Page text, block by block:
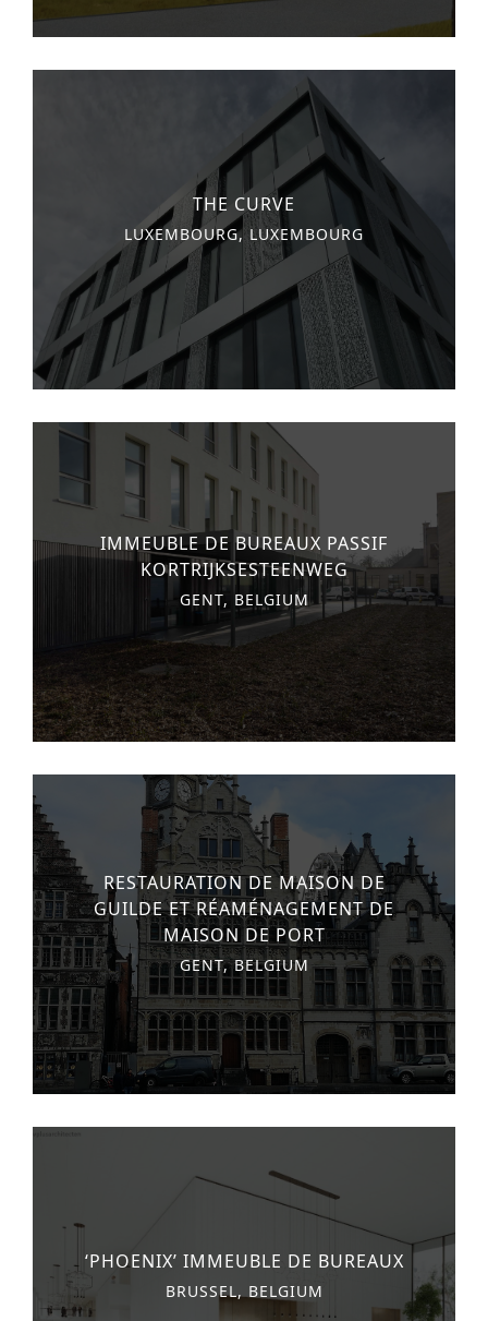
THE CURVE
LUXEMBOURG, LUXEMBOURG
IMMEUBLE DE BUREAUX PASSIF
KORTRIJKSESTEENWEG
GENT, BELGIUM
RESTAURATION DE MAISON DE
GUILDE ET RÉAMÉNAGEMENT DE
MAISON DE PORT
GENT, BELGIUM
‘PHOENIX’ IMMEUBLE DE BUREAUX
BRUSSEL, BELGIUM